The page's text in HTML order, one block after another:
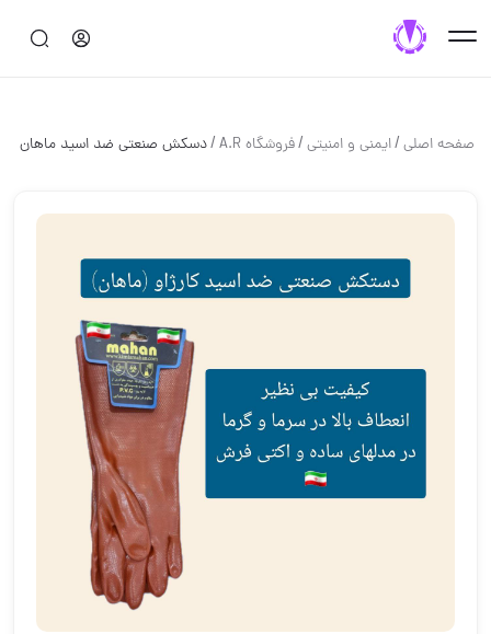
صفحه اصلی/ایمنی و امنیتی/فروشگاه A.R /دسکش صنعتی ضد اسید ماهان